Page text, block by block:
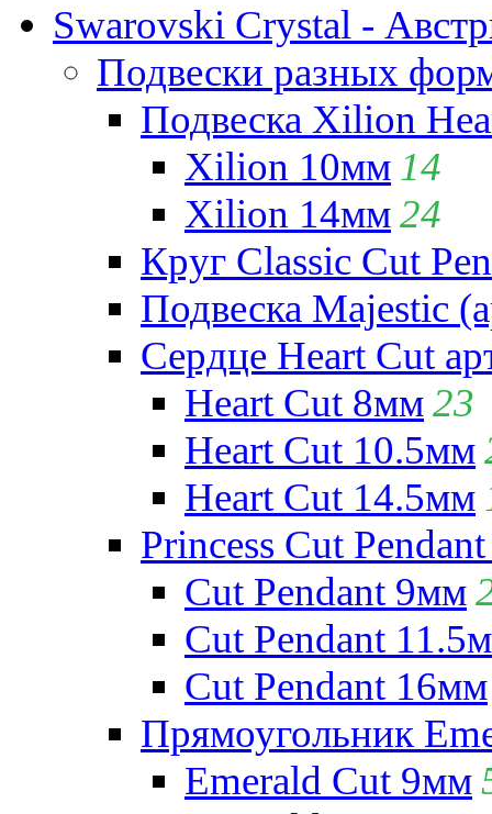
Swarovski Crystal -
Подвески разных
Подвеска Xilion
Xilion 10мм 14
Xilion 14мм24
Круг Classic Cut
Подвеска Majestic
Сердце Heart Cut
Heart Cut 8мм23
Heart Cut 10.5мм
Heart Cut 14.5мм
Princess Cut
Cut Pendant 9мм
Cut Pendant
Cut Pendant 16мм
Прямоугольник
Emerald Cut 9мм